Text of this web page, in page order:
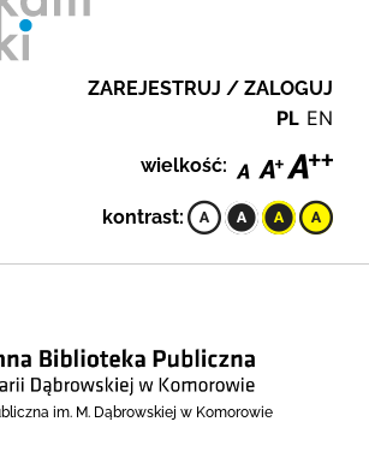
ZAREJESTRUJ / ZALOGUJ
PL EN
wielkość:
kontrast:
im. M. Dąbrowskiej w Komorowie